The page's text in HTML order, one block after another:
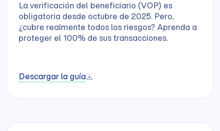
La verificación del beneficiario (VOP) es
obligatoria desde octubre de 2025. Pero,
¿cubre realmente todos los riesgos? Aprenda a
proteger el 100% de sus transacciones.
Descargar la guía